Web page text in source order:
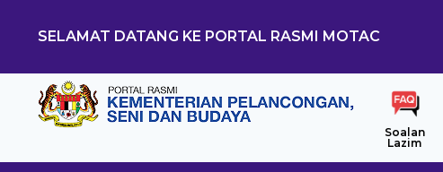
SELAMAT DATANG KE PORTAL RASMI MOTAC
Soalan
Lazim